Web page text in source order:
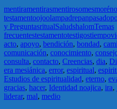
mentiramentirasmentirosomesmoré
testamentoojoolampadrepanpasado
y PreguntasritualSaludshalomTemas
frecuentestestamentotestigostiempo
acto, apoyo, bendición, bondad,
comunicación, conocimiento,
consulta, contacto, Creencias, dia,
era mesiánica, error, espiritual,
Estudios de espiritualidad, eterno,
gracias, hacer, Identidad noajica, ira,
liderar, mal, medio